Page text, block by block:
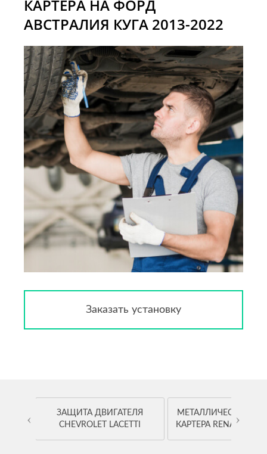
КАРТЕРА НА ФОРД
АВСТРАЛИЯ КУГА 2013-2022
Заказать установку
ЗАЩИТА ДВИГАТЕЛЯ
CHEVROLET LACETTI
МЕТАЛЛИЧЕСКАЯ
КАРТЕРА RENAULT
‹ ›